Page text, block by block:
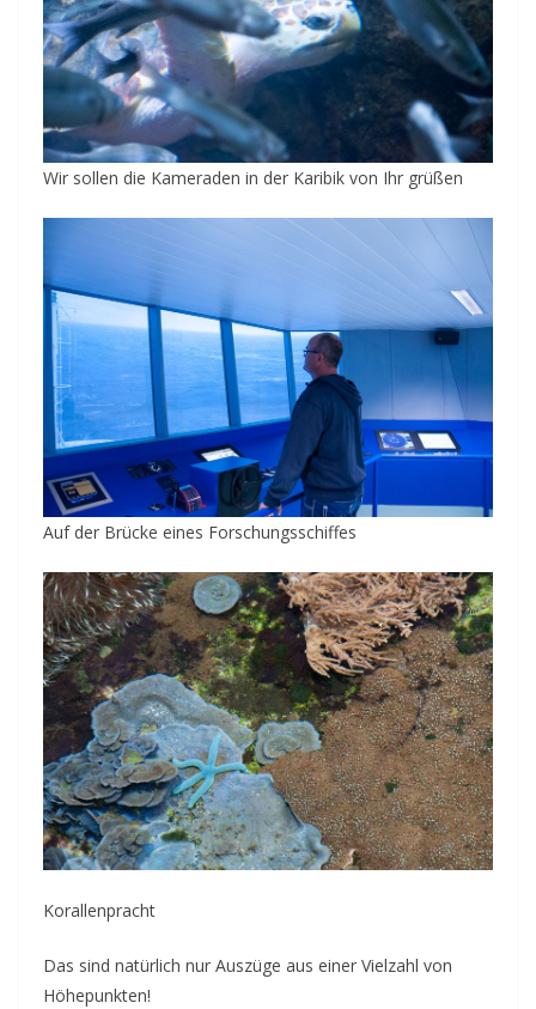
Wir sollen die Kameraden in der Karibik von Ihr grüßen
Auf der Brücke eines Forschungsschiffes
Korallenpracht
Das sind natürlich nur Auszüge aus einer Vielzahl von
Höhepunkten!